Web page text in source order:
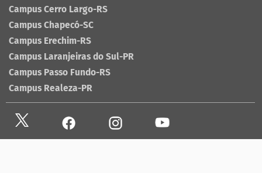
Campus Cerro Largo-RS
Campus Chapecó-SC
Campus Erechim-RS
Campus Laranjeiras do Sul-PR
Campus Passo Fundo-RS
Campus Realeza-PR